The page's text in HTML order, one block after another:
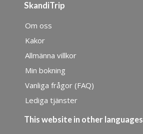
SkandiTrip
Om oss
Kakor
Allmänna villkor
Min bokning
Vanliga frågor (FAQ)
Lediga tjänster
This website in other languages